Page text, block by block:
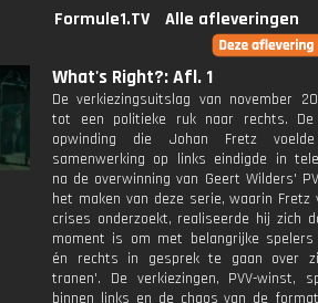
Formule1.TV
Alle afleveringen
What's Right?: Afl. 1
De verkiezingsuitslag van november
tot een politieke ruk naar rechts.
opwinding die Johan Fretz
samenwerking op links eindigde in
na de overwinning van Geert Wilders'
het maken van deze serie, waarin Fretz
crises onderzoekt, realiseerde hij zich
moment is om met belangrijke
én rechts in gesprek te gaan over
tranen'. De verkiezingen, PVV-winst,
binnen links en de chaos van de